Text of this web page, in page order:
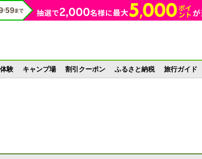
験 キャンプ場 割引クーポン ふるさと納税 旅行ガイド